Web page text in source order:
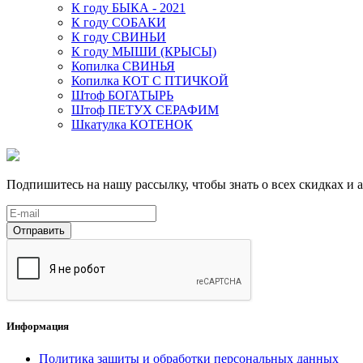
К году БЫКА - 2021
К году СОБАКИ
К году СВИНЬИ
К году МЫШИ (КРЫСЫ)
Копилка СВИНЬЯ
Копилка КОТ С ПТИЧКОЙ
Штоф БОГАТЫРЬ
Штоф ПЕТУХ СЕРАФИМ
Шкатулка КОТЕНОК
Подпишитесь на нашу рассылку, чтобы знать о всех скидках и
Отправить
Информация
Политика защиты и обработки персональных данных